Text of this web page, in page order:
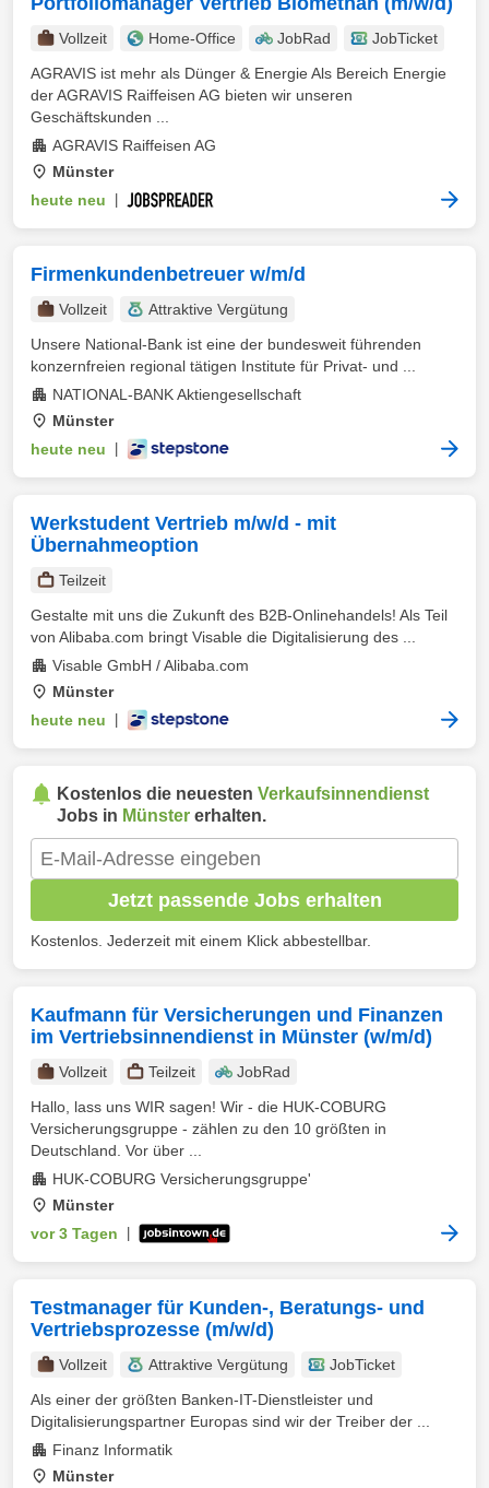
Vollzeit Home-Office JobRad
JobTicket
AGRAVIS ist mehr als Dünger & Energie Als Bereich Energie
der AGRAVIS Raiffeisen AG bieten wir unseren
Geschäftskunden ...
AGRAVIS Raiffeisen AG
Münster
heute neu
Firmenkundenbetreuer w/m/d
Vollzeit
Attraktive Vergütung
Unsere National-Bank ist eine der bundesweit führenden
konzernfreien regional tätigen Institute für Privat- und ...
NATIONAL-BANK Aktiengesellschaft
Münster
heute neu
Werkstudent Vertrieb m/w/d - mit
Übernahmeoption
Teilzeit
Gestalte mit uns die Zukunft des B2B-Onlinehandels! Als Teil
von Alibaba.com bringt Visable die Digitalisierung des ...
Visable GmbH / Alibaba.com
Münster
heute neu
Kostenlos die neuesten Verkaufsinnendienst
Jobs in Münster erhalten.
Jetzt passende Jobs erhalten
Kostenlos. Jederzeit mit einem Klick abbestellbar.
Kaufmann für Versicherungen und Finanzen
im Vertriebsinnendienst in Münster (w/m/d)
Vollzeit Teilzeit
JobRad
Hallo, lass uns WIR sagen! Wir - die HUK-COBURG
Versicherungsgruppe - zählen zu den 10 größten in
Deutschland. Vor über ...
HUK-COBURG Versicherungsgruppe'
Münster
vor 3 Tagen
Testmanager für Kunden-, Beratungs- und
Vertriebsprozesse (m/w/d)
Vollzeit Attraktive Vergütung
JobTicket
Als einer der größten Banken-IT-Dienstleister und
Digitalisierungspartner Europas sind wir der Treiber der ...
Finanz Informatik
Münster